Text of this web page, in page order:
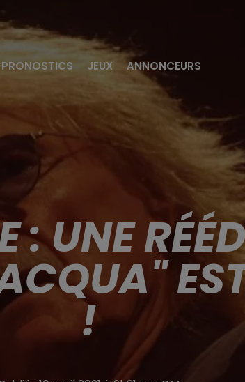
PRONOSTICS JEUX ANNONCEURS
: UNE
!